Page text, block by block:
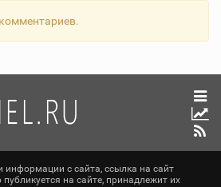
информации с сайта, ссылка на сайт
публикуется на сайте, принадлежит их